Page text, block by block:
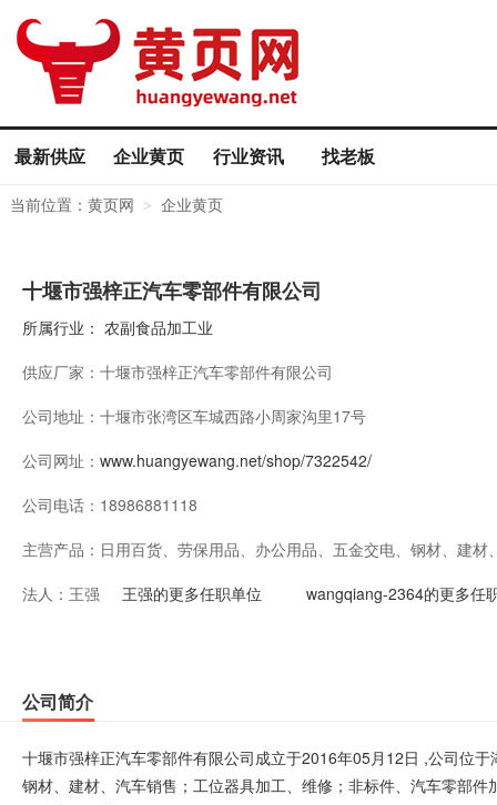
最新供应 企业黄页 行业资讯 找老板
当前位置： 黄页网 > 企业黄页
十堰市强梓正汽车零部件有限公司
所属行业： 农副食品加工业
供应厂家： 十堰市强梓正汽车零部件有限公司
公司地址： 十堰市张湾区车城西路小周家沟里17号
公司网址： www.huangyewang.net/shop/7322542/
公司电话： 18986881118
主营产品： 日用百货、劳保用品、办公用品、五金交电、钢材、建
非标件、汽车零部件加工、销售；废旧物资回收。（涉
法人： 王强 王强的更多任职单位 wangqiang-2364的更多任
公司简介
十堰市强梓正汽车零部件有限公司成立于2016年05月12日 ,公司位
钢材、建材、汽车销售；工位器具加工、维修；非标件、汽车零部